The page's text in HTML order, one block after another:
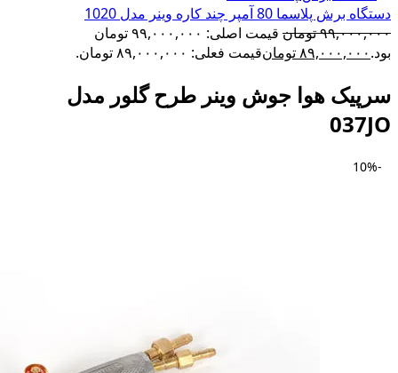
دستگاه برش پلاسما 80 آمپر چند کاره وینر مدل 1020
۹۹,۰۰۰,۰۰۰تومان
قیمت اصلی: ۹۹,۰۰۰,۰۰۰ تومان
بود.۸۹,۰۰۰,۰۰۰تومانقیمت فعلی: ۸۹,۰۰۰,۰۰۰ تومان.
سرپیک هوا جوش وینر طرح گلور مدل
037JO
-10%